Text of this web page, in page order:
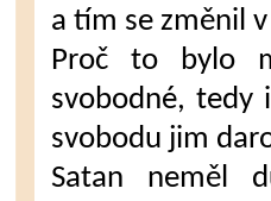
a tím se změnil
Proč to bylo
svobodné, tedy
svobodu jim
Satan neměl